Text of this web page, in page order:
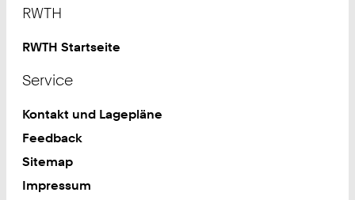
RWTH
RWTH Startseite
Service
Kontakt und Lagepläne
Feedback
Sitemap
Impressum